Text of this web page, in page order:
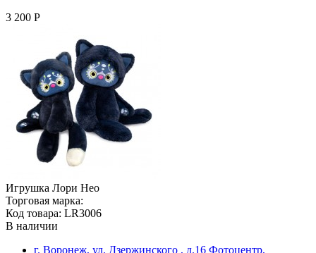
3 200 Р
Игрушка Лори Нео
Торговая марка:
Код товара: LR3006
В наличии
г. Воронеж, ул. Дзержинского , д.16 Фотоцентр,